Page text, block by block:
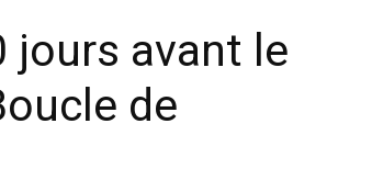
jours avant le
de